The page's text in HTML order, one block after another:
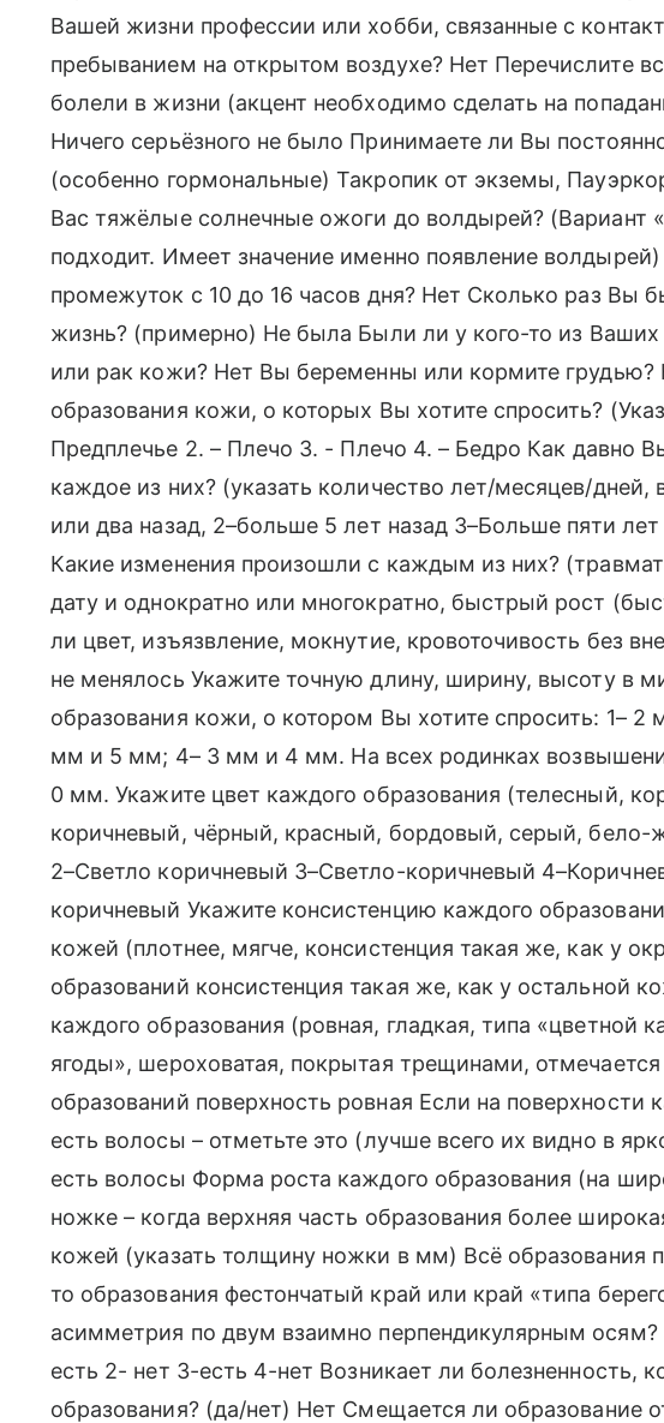
Вашей жизни профессии или хобби, связанные с
пребыванием на открытом воздухе? Нет Перечислите
болели в жизни (акцент необходимо сделать на
Ничего серьёзного не было Принимаете ли Вы
(особенно гормональные) Такропик от экземы,
Вас тяжёлые солнечные ожоги до волдырей? (Вариант
подходит. Имеет значение именно появление
промежуток с 10 до 16 часов дня? Нет Сколько раз Вы
жизнь? (примерно) Не была Были ли у кого-то из
или рак кожи? Нет Вы беременны или кормите грудью?
образования кожи, о которых Вы хотите спросить?
Предплечье 2. – Плечо 3. - Плечо 4. – Бедро Как давно
каждое из них? (указать количество лет/месяцев/
или два назад, 2–больше 5 лет назад 3–Больше пяти
Какие изменения произошли с каждым из них?
дату и однократно или многократно, быстрый рост
ли цвет, изъязвление, мокнутие, кровоточивость без
не менялось Укажите точную длину, ширину, высоту в
образования кожи, о котором Вы хотите спросить: 1–
мм и 5 мм; 4– 3 мм и 4 мм. На всех родинках
0 мм. Укажите цвет каждого образования (телесный,
коричневый, чёрный, красный, бордовый, серый, бело-
2–Светло коричневый 3–Светло-коричневый
коричневый Укажите консистенцию каждого
кожей (плотнее, мягче, консистенция такая же, как у
образований консистенция такая же, как у остальной
каждого образования (ровная, гладкая, типа «цветной
ягоды», шероховатая, покрытая трещинами,
образований поверхность ровная Если на поверхности
есть волосы – отметьте это (лучше всего их видно в
есть волосы Форма роста каждого образования (на
ножке – когда верхняя часть образования более
кожей (указать толщину ножки в мм) Всё образования
то образования фестончатый край или край «типа
асимметрия по двум взаимно перпендикулярным
есть 2- нет 3-есть 4-нет Возникает ли болезненность,
образования? (да/нет) Нет Смещается ли образование